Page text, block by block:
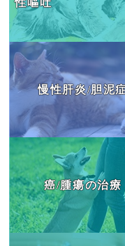
よくあるご質問
ブログ
治療例
患者様の声
お問い合わせ
性嘔吐
慢性肝炎/胆泥
癌/腫瘍の治療